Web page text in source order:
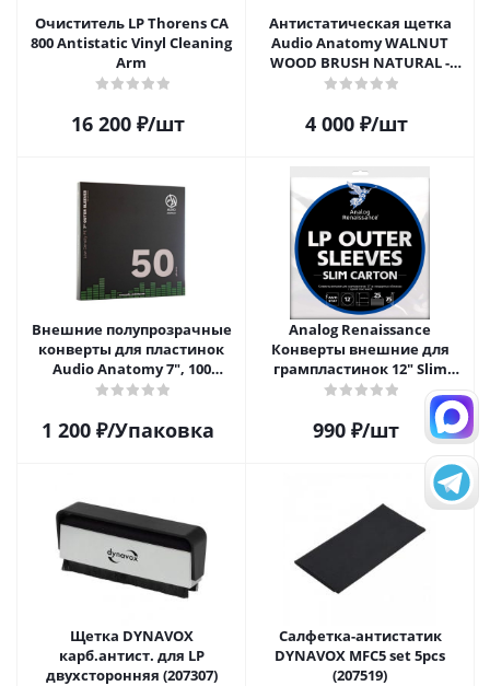
Очиститель LP Thorens CA
800 Antistatic Vinyl Cleaning
Arm
16 200₽/шт
Антистатическая щетка
Audio Anatomy WALNUT
WOOD BRUSH NATURAL -
DELUXE
4 000₽/шт
Внешние полупрозрачные
конверты для пластинок
Audio Anatomy 7", 100
микрон, полиэтилен (50 шт)
1 200₽/Упаковка
Analog Renaissance
Конверты внешние для
грампластинок 12" Slim
Carton (25 шт)
990 ₽/шт
Щетка DYNAVOX
карб.антист. для LP
двухсторонняя (207307)
Салфетка-aнтистатик
DYNAVOX MFC5 set 5pcs
(207519)